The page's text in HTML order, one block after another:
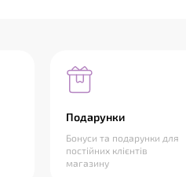
Подарунки
Бонуси та подарунки для
постійних клієнтів
магазину